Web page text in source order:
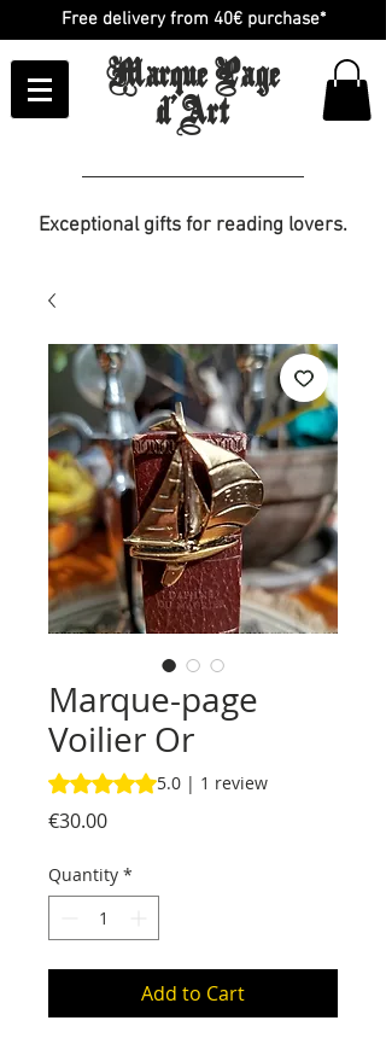
Free delivery from 40€ purchase*
Marque Page
d'Art
Exceptional gifts for reading lovers.
Marque-page
Voilier Or
Rating is 5.0 out of five stars based on 1
5.0 | 1 review
€30.00Price
Quantity *
Add to Cart